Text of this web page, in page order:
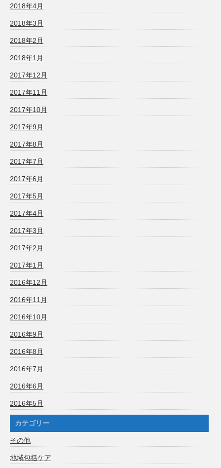
2018年4月
2018年3月
2018年2月
2018年1月
2017年12月
2017年11月
2017年10月
2017年9月
2017年8月
2017年7月
2017年6月
2017年5月
2017年4月
2017年3月
2017年2月
2017年1月
2016年12月
2016年11月
2016年10月
2016年9月
2016年8月
2016年7月
2016年6月
2016年5月
カテゴリー
その他
地域包括ケア